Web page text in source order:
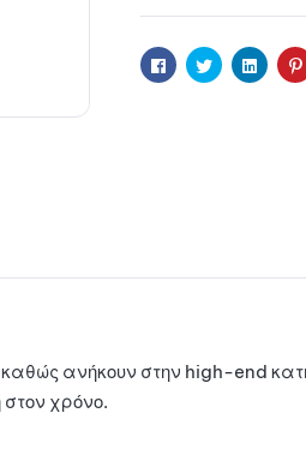
v
Facebook
Twitter
ανήκουν στην high-end
χρόνο.